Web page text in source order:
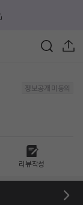
정보공개 미동의
리뷰작성